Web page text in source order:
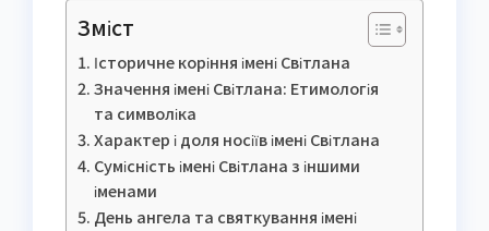
Зміст
Історичне коріння імені Світлана
Значення імені Світлана: Етимологія
та символіка
Характер і доля носіїв імені Світлана
Сумісність імені Світлана з іншими
іменами
День ангела та святкування імені